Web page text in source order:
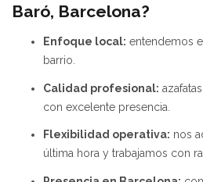
Baró, Barcelona?
Enfoque local: entendemos
barrio.
Calidad profesional:
con excelente presencia.
Flexibilidad operativa: nos
última hora y trabajamos con